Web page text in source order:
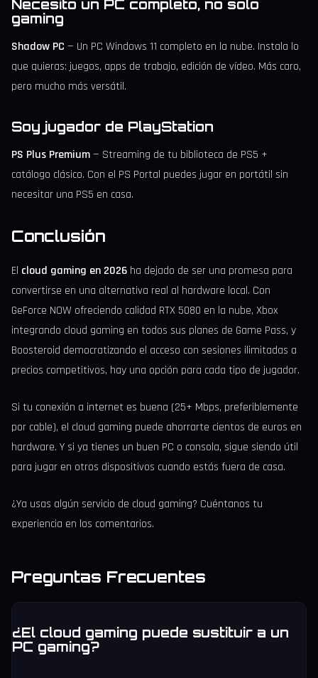
Necesito un PC completo, no solo
gaming
Shadow PC — Un PC Windows 11 completo en la nube. Instala lo
que quieras: juegos, apps de trabajo, edición de vídeo. Más caro,
pero mucho más versátil.
Soy jugador de PlayStation
PS Plus Premium— Streaming de tu biblioteca de PS5 +
catálogo clásico. Con el PS Portal puedes jugar en portátil sin
necesitar una PS5 en casa.
Conclusión
El cloud gaming en 2026 ha dejado de ser una promesa para
convertirse en una alternativa real al hardware local. Con
GeForce NOW ofreciendo calidad RTX 5080 en la nube, Xbox
integrando cloud gaming en todos sus planes de Game Pass, y
Boosteroid democratizando el acceso con sesiones ilimitadas a
precios competitivos, hay una opción para cada tipo de jugador.
Si tu conexión a internet es buena (25+ Mbps, preferiblemente
por cable), el cloud gaming puede ahorrarte cientos de euros en
hardware. Y si ya tienes un buen PC o consola, sigue siendo útil
para jugar en otros dispositivos cuando estás fuera de casa.
¿Ya usas algún servicio de cloud gaming? Cuéntanos tu
experiencia en los comentarios.
Preguntas Frecuentes
¿El cloud gaming puede sustituir a un
PC gaming?